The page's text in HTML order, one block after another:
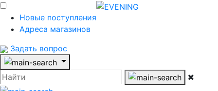
Новые поступления
Адреса магазинов
Задать вопрос